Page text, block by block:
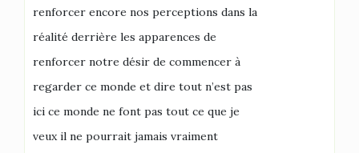
renforcer encore nos perceptions dans la
réalité derrière les apparences de
renforcer notre désir de commencer à
regarder ce monde et dire tout n’est pas
ici ce monde ne font pas tout ce que je
veux il ne pourrait jamais vraiment